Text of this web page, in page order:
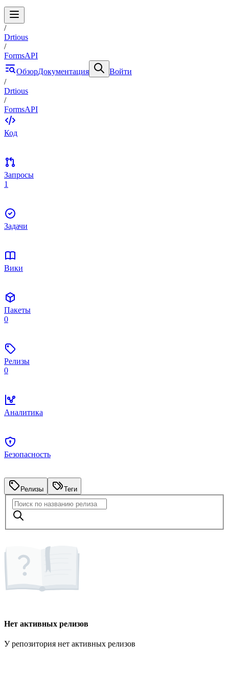
/
Drtious
/
FormsAPI
ОбзорДокументация
Войти
/
Drtious
/
FormsAPI
Код
Запросы
1
Задачи
Вики
Пакеты
0
Релизы
0
Аналитика
Безопасность
Релизы Теги
Нет активных релизов
У репозитория нет активных релизов